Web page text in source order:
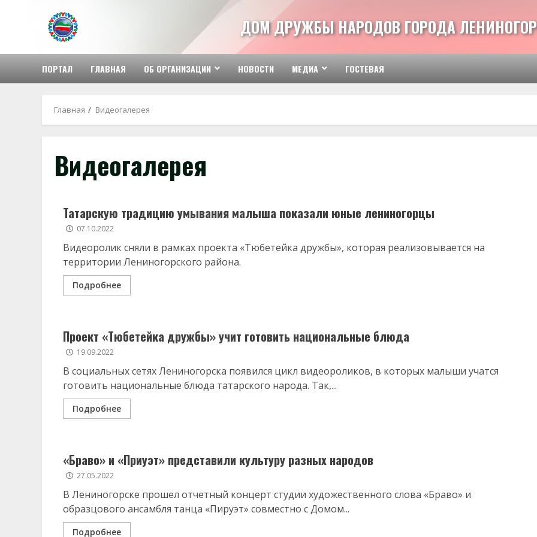
содержимому
ДОМ ДРУЖБЫ НАРОДОВ ГОРОДА
ПОРТАЛ ГЛАВНАЯ ОБ ОРГАНИЗАЦИИ НОВОСТИ МЕДИА ГОСТЕВАЯ
Главная Видеогалерея
Видеогалерея
Татарскую традицию умывания малыша показали юные лениногорцы
07.10.2022
Видеоролик сняли в рамках проекта «Тюбетейка дружбы», которая реализовывается на
территории Лениногорского района.
Подробнее
Проект «Тюбетейка дружбы» учит готовить национальные блюда
19.09.2022
В социальных сетях Лениногорска появился цикл видеороликов, в которых малыши учатся
готовить национальные блюда татарского народа. Так,...
Подробнее
«Браво» и «Приуэт» представили культуру разных народов
27.05.2022
В Лениногорске прошел отчетный концерт студии художественного слова «Браво» и
образцового ансамбля танца «Пируэт» совместно с Домом...
Подробнее